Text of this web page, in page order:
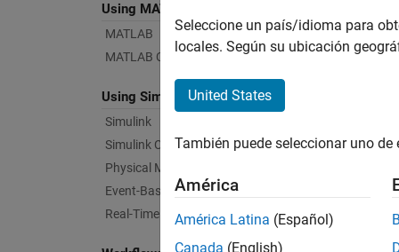
Using MATLAB
MATLAB
MATLAB Copilot
Using Simulink
Simulink
Simulink Copilot
Physical Modeling
Event-Based Modeling
Real-Time Simulation and Testing
Bug
Text
Seleccione un país/idioma para
locales. Según su ubicación
United States
También puede seleccionar uno
América
América Latina (Español)
Canada (English)